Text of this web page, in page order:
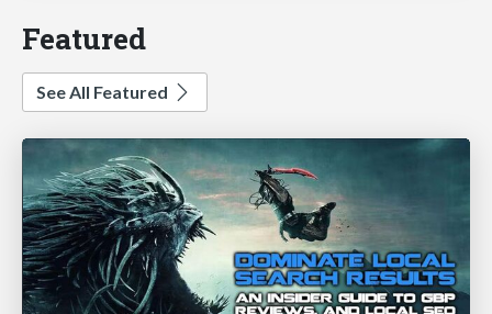
Featured
See All Featured